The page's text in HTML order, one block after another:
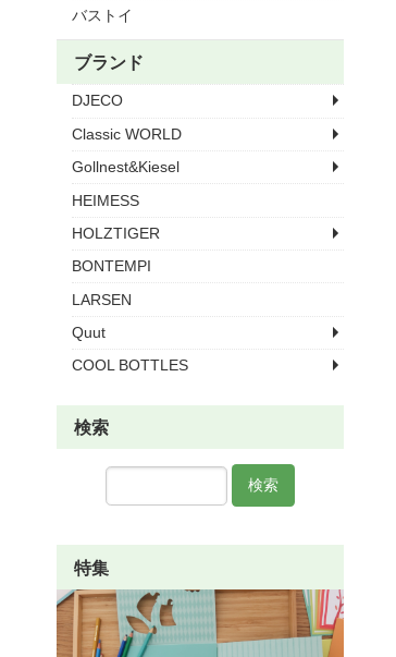
バストイ
ブランド
DJECO
Classic WORLD
Gollnest&Kiesel
HEIMESS
HOLZTIGER
BONTEMPI
LARSEN
Quut
COOL BOTTLES
検索
検索
特集